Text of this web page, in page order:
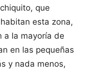
que
esta zona,
a la mayoría de
en las pequeñas
y nada menos,